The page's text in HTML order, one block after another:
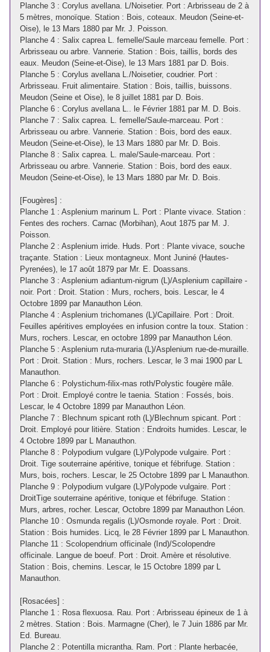
Planche 3 : Corylus avellana. L/Noisetier. Port : Arbrisseau de 2 à
5 mètres, monoïque. Station : Bois, coteaux. Meudon (Seine-et-
Oise), le 13 Mars 1880 par Mr. J. Poisson.
Planche 4 : Salix caprea L. femelle/Saule marceau femelle. Port :
Arbrisseau ou arbre. Vannerie. Station : Bois, taillis, bords des
eaux. Meudon (Seine-et-Oise), le 13 Mars 1881 par D. Bois.
Planche 5 : Corylus avellana L./Noisetier, coudrier. Port :
Arbrisseau. Fruit alimentaire. Station : Bois, taillis, buissons.
Meudon (Seine et Oise), le 8 juillet 1881 par D. Bois.
Planche 6 : Corylus avellana L.. le Février 1881 par M. D. Bois.
Planche 7 : Salix caprea. L. femelle/Saule-marceau. Port :
Arbrisseau ou arbre. Vannerie. Station : Bois, bord des eaux.
Meudon (Seine-et-Oise), le 13 Mars 1880 par Mr. D. Bois.
Planche 8 : Salix caprea. L. male/Saule-marceau. Port :
Arbrisseau ou arbre. Vannerie. Station : Bois, bord des eaux.
Meudon (Seine-et-Oise), le 13 Mars 1880 par Mr. D. Bois.
[Fougères] :
Planche 1 : Asplenium marinum L. Port : Plante vivace. Station :
Fentes des rochers. Carnac (Morbihan), Aout 1875 par M. J.
Poisson.
Planche 2 : Asplenium irride. Huds. Port : Plante vivace, souche
traçante. Station : Lieux montagneux. Mont Juniné (Hautes-
Pyrenées), le 17 août 1879 par Mr. E. Doassans.
Planche 3 : Asplenium adiantum-nigrum (L)/Asplenium capillaire -
noir. Port : Droit. Station : Murs, rochers, bois. Lescar, le 4
Octobre 1899 par Manauthon Léon.
Planche 4 : Asplenium trichomanes (L)/Capillaire. Port : Droit.
Feuilles apéritives employées en infusion contre la toux. Station :
Murs, rochers. Lescar, en octobre 1899 par Manauthon Léon.
Planche 5 : Asplenium ruta-muraria (L)/Asplenium rue-de-muraille.
Port : Droit. Station : Murs, rochers. Lescar, le 3 mai 1900 par L
Manauthon.
Planche 6 : Polystichum-filix-mas roth/Polystic fougère mâle.
Port : Droit. Employé contre le taenia. Station : Fossés, bois.
Lescar, le 4 Octobre 1899 par Manauthon Léon.
Planche 7 : Blechnum spicant roth (L)/Blechnum spicant. Port :
Droit. Employé pour litière. Station : Endroits humides. Lescar, le
4 Octobre 1899 par L Manauthon.
Planche 8 : Polypodium vulgare (L)/Polypode vulgaire. Port :
Droit. Tige souterraine apéritive, tonique et fébrifuge. Station :
Murs, bois, rochers. Lescar, le 25 Octobre 1899 par L Manauthon.
Planche 9 : Polypodium vulgare (L)/Polypode vulgaire. Port :
DroitTige souterraine apéritive, tonique et fébrifuge. Station :
Murs, arbres, rocher. Lescar, Octobre 1899 par Manauthon Léon.
Planche 10 : Osmunda regalis (L)/Osmonde royale. Port : Droit.
Station : Bois humides. Licq, le 28 Février 1899 par L Manauthon.
Planche 11 : Scolopendrium officinale (Ind)/Scolopendre
officinale. Langue de boeuf. Port : Droit. Amère et résolutive.
Station : Bois, chemins. Lescar, le 15 Octobre 1899 par L
Manauthon.
[Rosacées] :
Planche 1 : Rosa flexuosa. Rau. Port : Arbrisseau épineux de 1 à
2 mètres. Station : Bois. Marmagne (Cher), le 7 Juin 1886 par Mr.
Ed. Bureau.
Planche 2 : Potentilla micrantha. Ram. Port : Plante herbacée,